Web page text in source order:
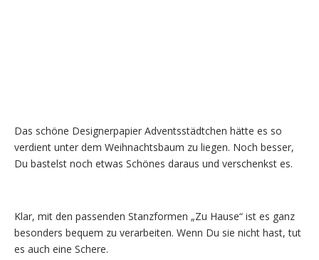
Das schöne Designerpapier Adventsstädtchen hätte es so
verdient unter dem Weihnachtsbaum zu liegen. Noch besser,
Du bastelst noch etwas Schönes daraus und verschenkst es.
Klar, mit den passenden Stanzformen „Zu Hause“ ist es ganz
besonders bequem zu verarbeiten. Wenn Du sie nicht hast, tut
es auch eine Schere.